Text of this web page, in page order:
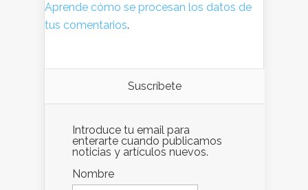
Aprende cómo se procesan los datos de
tus comentarios.
Suscríbete
Introduce tu email para
enterarte cuando publicamos
noticias y artículos nuevos.
Nombre